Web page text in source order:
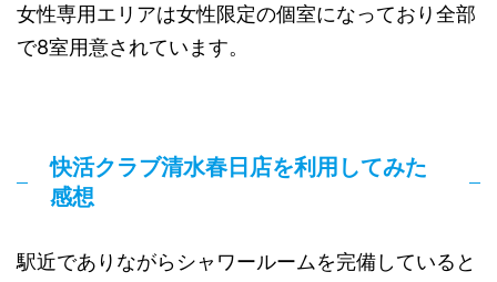
女性専用エリアは女性限定の個室になっており全部
で8室用意されています。
快活クラブ清水春日店を利用してみた
感想
駅近でありながらシャワールームを完備していると